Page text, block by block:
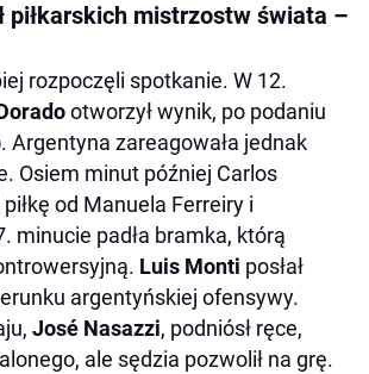
piłkarskich mistrzostw świata –
rozpoczęli spotkanie. W 12.
otworzył wynik, po podaniu
. Argentyna zareagowała jednak
Osiem minut później Carlos
od Manuela Ferreiry i
minucie padła bramka, którą
Luis Monti posłał
argentyńskiej ofensywy.
José Nasazzi, podniósł ręce,
ale sędzia pozwolił na grę.